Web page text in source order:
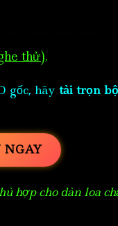
thử).
gốc, hãy tải trọn
hợp cho dàn loa